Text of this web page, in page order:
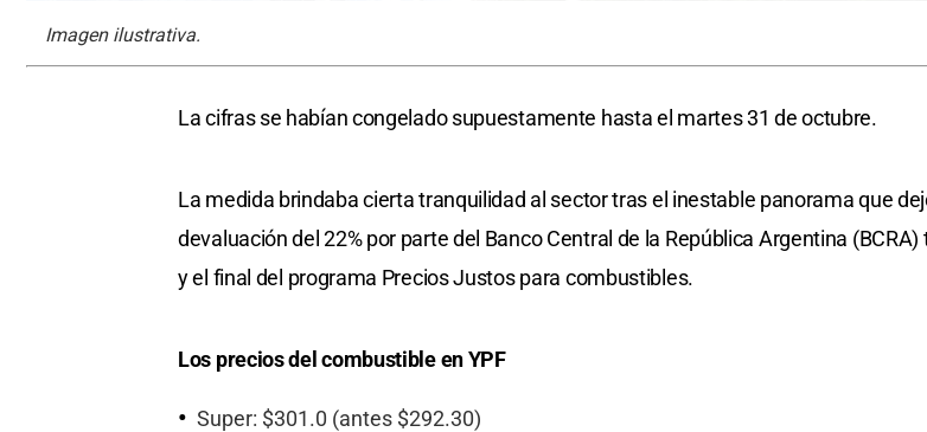
Imagen ilustrativa.
La cifras se habían congelado supuestamente hasta el martes 31 de octubre.
La medida brindaba cierta tranquilidad al sector tras el inestable panorama que
devaluación del 22% por parte del Banco Central de la República Argentina (BCRA)
y el final del programa Precios Justos para combustibles.
Los precios del combustible en YPF
Super: $301.0 (antes $292.30)